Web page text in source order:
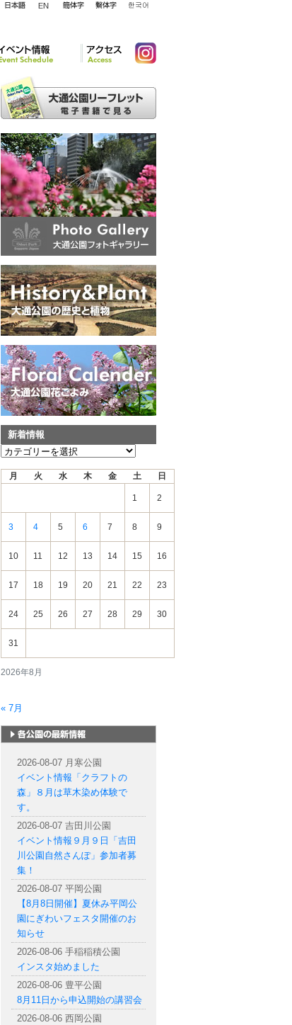
ス
新着情報
新
2026年8月
月 火 水 木 金 土 日
1 2
3 4 5 6 7 8 9
10 11 12 13 14 15 16
17 18 19 20 21 22 23
24 25 26 27 28 29 30
31
« 7月
2026-08-07 月寒公園
イベント情報「クラフトの
森」８月は草木染め体験で
す。
2026-08-07 吉田川公園
イベント情報９月９日「吉田
川公園自然さんぽ」参加者募
集！
2026-08-07 平岡公園
【8月8日開催】夏休み平岡公
園にぎわいフェスタ開催のお
知らせ
2026-08-06 手稲稲積公園
インスタ始めました
2026-08-06 豊平公園
8月11日から申込開始の講習会
2026-08-06 西岡公園